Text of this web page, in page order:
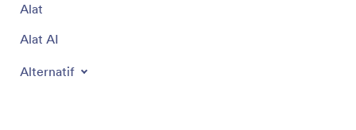
Alat
Alat AI
Alternatif